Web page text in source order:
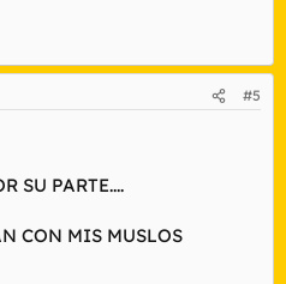
#5
SU PARTE....
CON MIS MUSLOS